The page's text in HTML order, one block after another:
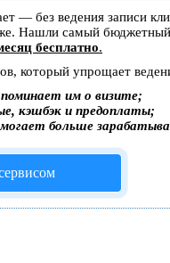
— без ведения записи
Нашли самый
бесплатно.
который упрощает
им о визите;
кэшбэк и предоплаты;
больше